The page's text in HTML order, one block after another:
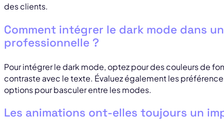
des clients.
Comment intégrer le dark mode dans
professionnelle ?
Pour intégrer le dark mode, optez pour des couleurs de
contraste avec le texte. Évaluez également les
options pour basculer entre les modes.
Les animations ont-elles toujours un